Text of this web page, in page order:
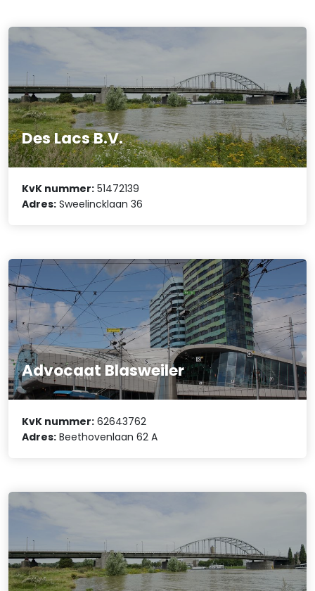
Des Lacs B.V.
KvK nummer: 51472139
Adres: Sweelincklaan 36
Advocaat Blasweiler
KvK nummer: 62643762
Adres: Beethovenlaan 62 A